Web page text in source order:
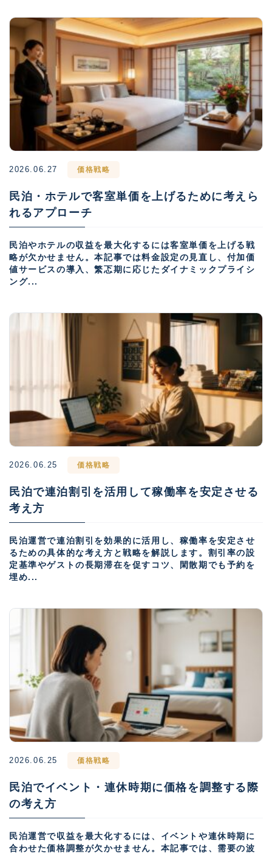
2026.06.27 価格戦略
民泊・ホテルで客室単価を上げるために考えら
れるアプローチ
民泊やホテルの収益を最大化するには客室単価を上げる戦
略が欠かせません。本記事では料金設定の見直し、付加価
値サービスの導入、繁忑期に応じたダイナミックプライシ
ング...
2026.06.25 価格戦略
民泊で連泊割引を活用して稼働率を安定させる
考え方
民泊運営で連泊割引を効果的に活用し、稼働率を安定させ
るための具体的な考え方と戦略を解説します。割引率の設
定基準やゲストの長期滞在を促すコツ、閑散期でも予約を
埋め...
2026.06.25 価格戦略
民泊でイベント・連休時期に価格を調整する際
の考え方
民泊運営で収益を最大化するには、イベントや連休時期に
合わせた価格調整が欠かせません。本記事では、需要の波